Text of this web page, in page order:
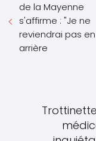
de la Mayenne
s'affirme : "Je ne
reviendrai pas en
arrière